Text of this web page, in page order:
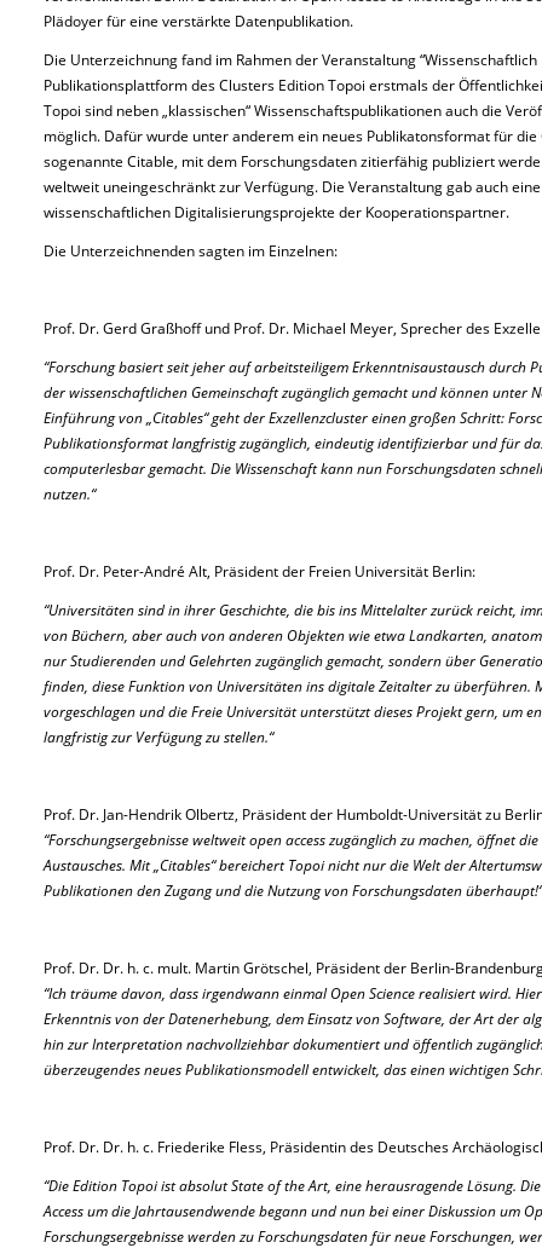
Plädoyer für eine verstärkte Datenpublikation.
Die Unterzeichnung fand im Rahmen der Veranstaltung
Publikationsplattform des Clusters Edition Topoi erstmals der
Topoi sind neben „klassischen“ Wissenschaftspublikationen auch die
möglich. Dafür wurde unter anderem ein neues Publikatonsformat für
sogenannte Citable, mit dem Forschungsdaten zitierfähig publiziert
weltweit uneingeschränkt zur Verfügung. Die Veranstaltung gab auch
wissenschaftlichen Digitalisierungsprojekte der Kooperationspartner.
Die Unterzeichnenden sagten im Einzelnen:
Prof. Dr. Gerd Graßhoff und Prof. Dr. Michael Meyer, Sprecher des
“Forschung basiert seit jeher auf arbeitsteiligem Erkenntnisaustausch durch
der wissenschaftlichen Gemeinschaft zugänglich gemacht und können unter
Einführung von „Citables“ geht der Exzellenzcluster einen großen Schritt:
Publikationsformat langfristig zugänglich, eindeutig identifizierbar und für
computerlesbar gemacht. Die Wissenschaft kann nun Forschungsdaten
nutzen.“
Prof. Dr. Peter-André Alt, Präsident der Freien Universität Berlin:
“Universitäten sind in ihrer Geschichte, die bis ins Mittelalter zurück reicht,
von Büchern, aber auch von anderen Objekten wie etwa Landkarten,
nur Studierenden und Gelehrten zugänglich gemacht, sondern über
finden, diese Funktion von Universitäten ins digitale Zeitalter zu überführen.
vorgeschlagen und die Freie Universität unterstützt dieses Projekt gern, um
langfristig zur Verfügung zu stellen.“
Prof. Dr. Jan-Hendrik Olbertz, Präsident der Humboldt-Universität zu
“Forschungsergebnisse weltweit open access zugänglich zu machen, öffnet
Austausches. Mit „Citables“ bereichert Topoi nicht nur die Welt der
Publikationen den Zugang und die Nutzung von Forschungsdaten überhaupt!“
Prof. Dr. Dr. h. c. mult. Martin Grötschel, Präsident der Berlin-
“Ich träume davon, dass irgendwann einmal Open Science realisiert wird.
Erkenntnis von der Datenerhebung, dem Einsatz von Software, der Art der
hin zur Interpretation nachvollziehbar dokumentiert und öffentlich
überzeugendes neues Publikationsmodell entwickelt, das einen wichtigen
Prof. Dr. Dr. h. c. Friederike Fless, Präsidentin des Deutsches
“Die Edition Topoi ist absolut State of the Art, eine herausragende Lösung.
Access um die Jahrtausendwende begann und nun bei einer Diskussion um
Forschungsergebnisse werden zu Forschungsdaten für neue Forschungen,